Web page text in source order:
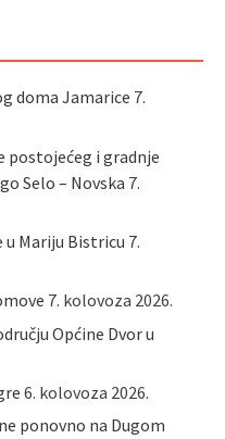
doma Jamarice 7.
postojećeg i gradnje
Selo – Novska 7.
u Mariju Bistricu 7.
7. kolovoza 2026.
Općine Dvor u
6. kolovoza 2026.
ponovno na Dugom